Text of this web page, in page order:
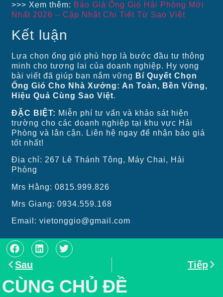
>>> Xem thêm: Báo Giá Ống Gió Hải Phòng Mới
Nhất 2026 – Cập Nhật Chi Tiết Từ Sao Việt
Kết luận
Lựa chọn ống gió phù hợp là bước đầu tư thông
minh cho tương lai của doanh nghiệp. Hy vọng
bài viết đã giúp bạn nắm vững Bí Quyết Chọn
Ống Gió Cho Nhà Xưởng: An Toàn, Bền Vững,
Hiệu Quả Cùng Sao Việt.
ĐẶC BIỆT: Miễn phí tư vấn và khảo sát hiện
trường cho các doanh nghiệp tại khu vực Hải
Phòng và lân cận. Liên hệ ngay để nhận báo giá
tốt nhất!
Địa chỉ: 267 Lê Thánh Tông, Máy Chai, Hải
Phòng
Mrs Hằng: 0815.999.826
Mrs Giang: 0934.559.168
Email: vietonggio@gmail.com
Sau Tiếp
CÙNG CHỦ ĐỀ